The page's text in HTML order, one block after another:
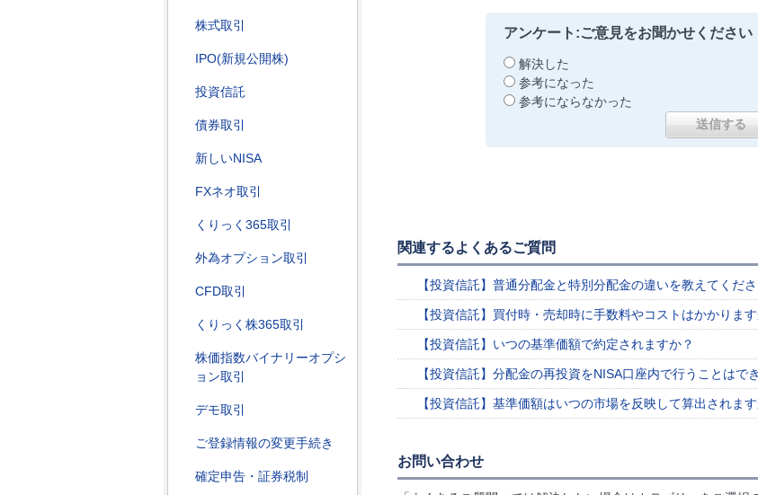
株式取引
IPO(新規公開株)
投資信託
債券取引
新しいNISA
FXネオ取引
くりっく365取引
外為オプション取引
CFD取引
くりっく株365取引
株価指数バイナリーオプシ
ョン取引
デモ取引
ご登録情報の変更手続き
確定申告・証券税制
アンケート:ご意見をお聞かせください
解決した
参考になった
参考にならなかった
関連するよくあるご質問
【投資信託】普通分配金と特別分配金の違いを教えてくださ
【投資信託】買付時・売却時に手数料やコストはかかります
【投資信託】いつの基準価額で約定されますか？
【投資信託】分配金の再投資をNISA口座内で行うことはで
【投資信託】基準価額はいつの市場を反映して算出されます
お問い合わせ